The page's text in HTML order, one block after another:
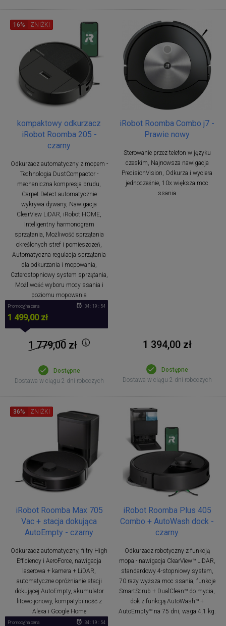
kompaktowy odkurzacz
iRobot Roomba 205 -
czarny
Odkurzacz automatyczny z mopem -
Technologia DustCompactor -
mechaniczna kompresja brudu,
Carpet Detect automatycznie
wykrywa dywany, Nawigacja
ClearView LiDAR, iRobot HOME,
Inteligentny harmonogram
sprzątania, Możliwość sprzątania
określonych stref i pomieszczeń,
Automatyczna regulacja sprzątania
dla odkurzania i mopowania,
Czterostopniowy system sprzątania,
Możliwość wyboru mocy ssania i
poziomu mopowania
16% ZNIŻKI
Promocyjna cena
1 499,00 zł
34 : 19 : 53
1 779,00zł
Dostępne
Dostawa w ciągu 2 dni roboczych
iRobot Roomba Combo j7 -
Prawie nowy
Sterowanie przez telefon w języku
czeskim, Najnowsza nawigacja
PrecisionVision, Odkurza i wyciera
jednocześnie, 10x większa moc
ssania
1 394,00 zł
Dostępne
Dostawa w ciągu 2 dni roboczych
iRobot Roomba Max 705
Vac + stacja dokująca
AutoEmpty - czarny
Odkurzacz automatyczny, filtry High
Efficiency i AeroForce, nawigacja
laserowa + kamera + LiDAR,
automatyczne opróżnianie stacji
dokującej AutoEmpty, akumulator
litowo-jonowy, kompatybilność z
Alexa i Google Home
36% ZNIŻKI
Promocyjna cena 34 : 19 : 53
iRobot Roomba Plus 405
Combo + AutoWash dock -
czarny
Odkurzacz robotyczny z funkcją
mopa - nawigacja ClearView™ LiDAR,
standardowy 4-stopniowy system,
70 razy wyższa moc ssania, funkcje
SmartScrub + DualClean™ do mycia,
dok z funkcją AutoWash™ +
AutoEmpty™ na 75 dni, waga 4,1 kg.